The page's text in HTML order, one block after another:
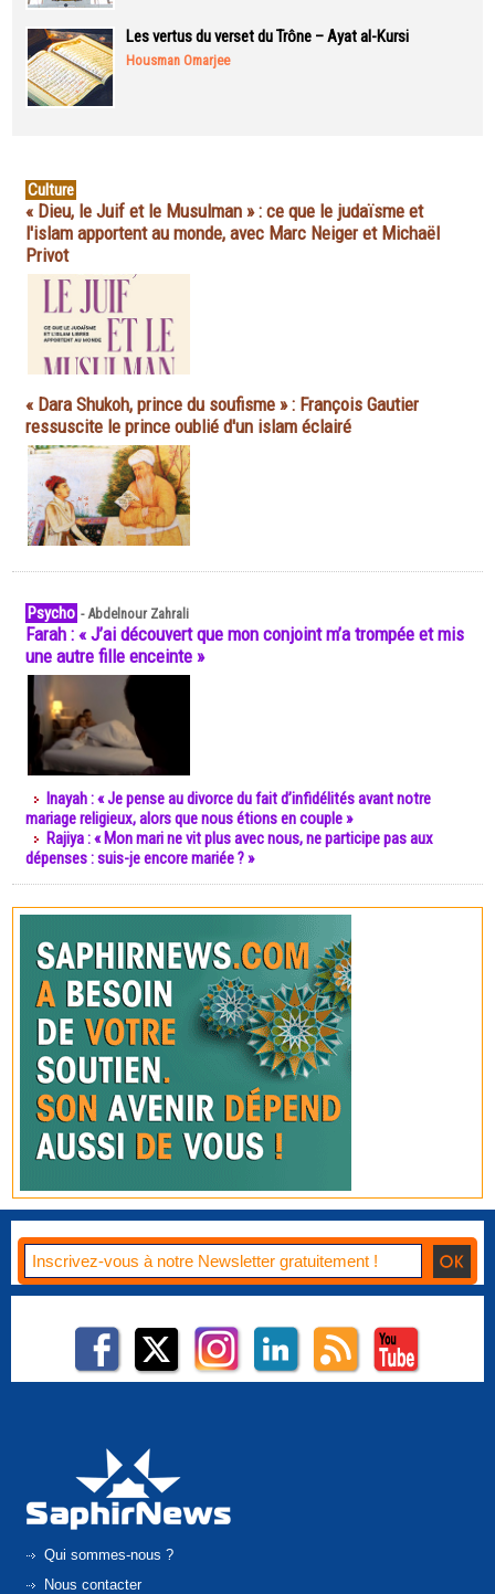
Les vertus du verset du Trône – Ayat al-Kursi
Housman Omarjee
Culture
« Dieu, le Juif et le Musulman » : ce que le judaïsme et
l'islam apportent au monde, avec Marc Neiger et Michaël
Privot
« Dara Shukoh, prince du soufisme » : François Gautier
ressuscite le prince oublié d'un islam éclairé
Psycho -Abdelnour Zahrali
Farah : « J’ai découvert que mon conjoint m’a trompée et mis
une autre fille enceinte »
Inayah : « Je pense au divorce du fait d’infidélités avant notre
mariage religieux, alors que nous étions en couple »
Rajiya : « Mon mari ne vit plus avec nous, ne participe pas aux
dépenses : suis-je encore mariée ? »
Qui sommes-nous ?
Nous contacter